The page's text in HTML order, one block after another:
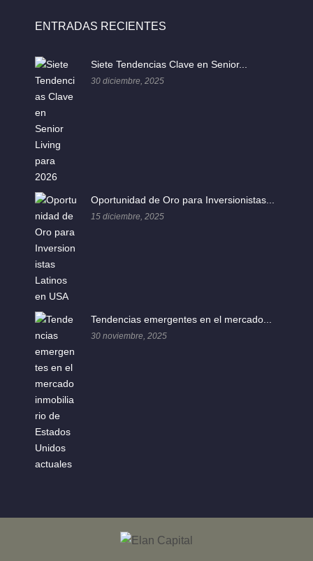
ENTRADAS RECIENTES
Siete Tendencias Clave en Senior...
30 diciembre, 2025
Oportunidad de Oro para Inversionistas...
15 diciembre, 2025
Tendencias emergentes en el mercado...
30 noviembre, 2025